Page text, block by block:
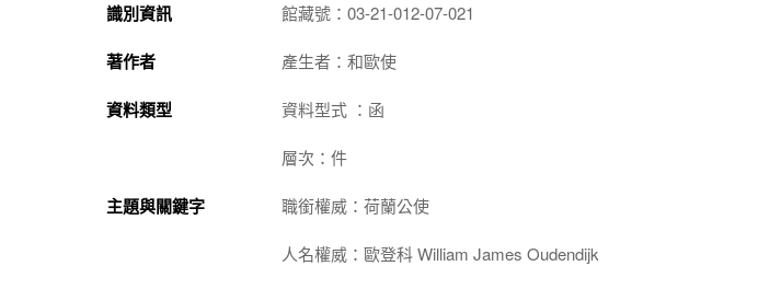
識別資訊 館藏號：03-21-012-07-021
著作者 產生者：和歐使
資料類型 資料型式 ：函
層次：件
主題與關鍵字 職銜權威：荷蘭公使
人名權威：歐登科 William James Oudendijk